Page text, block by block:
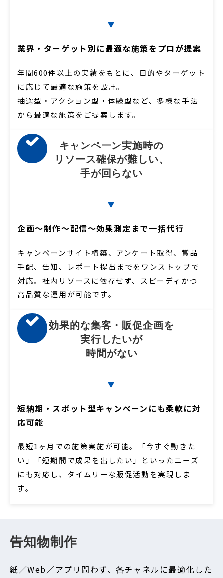
▼
業界・ターゲット別に最適な施策をプロが提案
年間600件以上の実績をもとに、目的やターゲット
に応じて最適な施策を設計。
抽選型・アクション型・体験型など、多様な手法
から最適な施策をご提案します。
キャンペーン実施時の
リソース確保が難しい、
手が回らない
▼
企画〜制作〜配信〜効果測定まで一括代行
キャンペーンサイト構築、アンケート取得、賞品
手配、告知、レポート提出までをワンストップで
対応。社内リソースに依存せず、スピーディかつ
高品質な運用が可能です。
効果的な集客・販促企画を
実行したいが
時間がない
▼
短納期・スポット型キャンペーンにも柔軟に対
応可能
最短1ヶ月での施策実施が可能。「今すぐ動きた
い」「短期間で成果を出したい」といったニーズ
にも対応し、タイムリーな販促活動を実現しま
す。
告知物制作
紙／Web／アプリ問わず、各チャネルに最適化した